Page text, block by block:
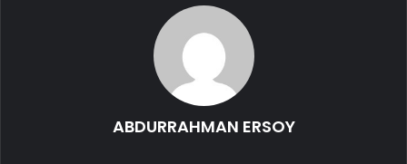
ABDURRAHMAN ERSOY